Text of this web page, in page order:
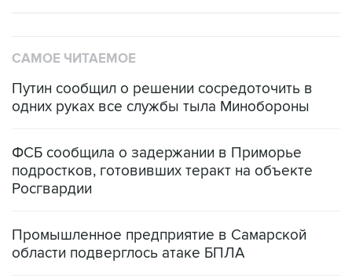
САМОЕ ЧИТАЕМОЕ
Путин сообщил о решении сосредоточить в
одних руках все службы тыла Минобороны
ФСБ сообщила о задержании в Приморье
подростков, готовивших теракт на объекте
Росгвардии
Промышленное предприятие в Самарской
области подверглось атаке БПЛА